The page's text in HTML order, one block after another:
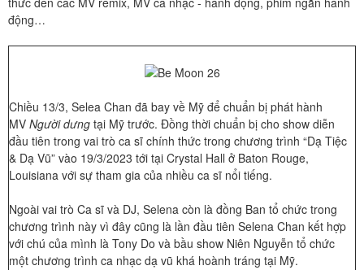
động…
Chiều 13/3, Selea Chan đã bay về Mỹ để chuẩn bị phát hành
MV Người dưng tại Mỹ trước. Đồng thời chuẩn bị cho show diễn
đầu tiên trong vai trò ca sĩ chính thức trong chương trình “Dạ Tiệc
& Dạ Vũ” vào 19/3/2023 tới tại Crystal Hall ở Baton Rouge,
Louisiana với sự tham gia của nhiều ca sĩ nổi tiếng.
Ngoài vai trò Ca sĩ và DJ, Selena còn là đồng Ban tổ chức trong
chương trình này vì đây cũng là lần đầu tiên Selena Chan kết hợp
với chú của mình là Tony Do và bầu show Niên Nguyễn tổ chức
một chương trình ca nhạc dạ vũ khá hoành tráng tại Mỹ.